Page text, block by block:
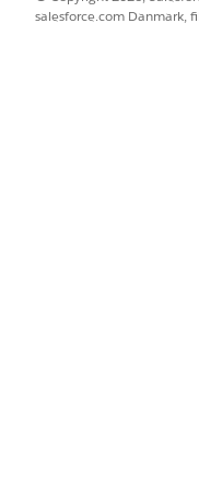
salesforce.com Danmark,